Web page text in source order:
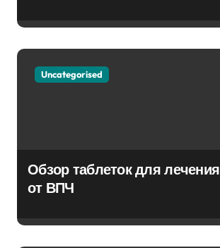
Uncategorised
Обзор таблеток для лечения
от ВПЧ